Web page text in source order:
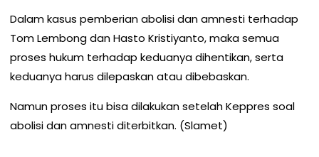
Dalam kasus pemberian abolisi dan amnesti terhadap
Tom Lembong dan Hasto Kristiyanto, maka semua
proses hukum terhadap keduanya dihentikan, serta
keduanya harus dilepaskan atau dibebaskan.
Namun proses itu bisa dilakukan setelah Keppres soal
abolisi dan amnesti diterbitkan. (Slamet)